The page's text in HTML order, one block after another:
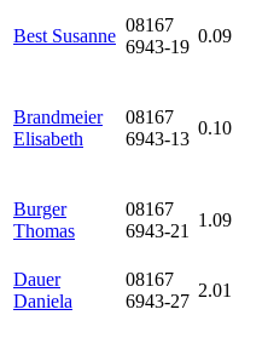
Best Susanne
08167
6943-19
0.09
Brandmeier
Elisabeth
08167
6943-13
0.10
Burger
Thomas
08167
6943-21
1.09
Dauer
Daniela
08167
6943-27
2.01